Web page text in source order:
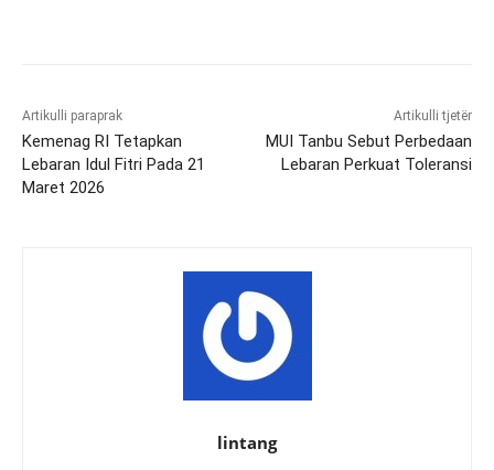
Artikulli paraprak
Kemenag RI Tetapkan
Lebaran Idul Fitri Pada 21
Maret 2026
Artikulli tjetër
MUI Tanbu Sebut Perbedaan
Lebaran Perkuat Toleransi
lintang